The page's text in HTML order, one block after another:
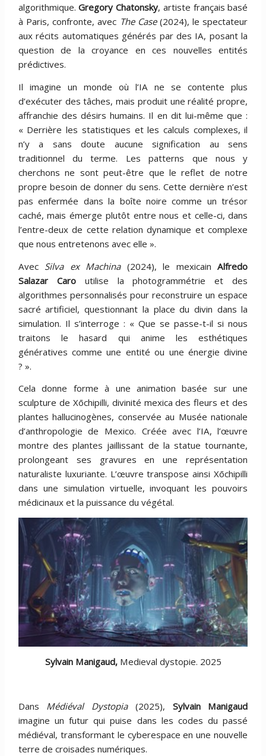
algorithmique.Gregory Chatonsky, artiste français basé
à Paris, confronte, avec The Case(2024), le spectateur
aux récits automatiques générés par des IA, posant la
question de la croyance en ces nouvelles entités
prédictives.
Il imagine un monde où l’IA ne se contente plus
d’exécuter des tâches, mais produit une réalité propre,
affranchie des désirs humains. Il en dit lui-même que :
« Derrière les statistiques et les calculs complexes, il
n’y a sans doute aucune signification au sens
traditionnel du terme. Les patterns que nous y
cherchons ne sont peut-être que le reflet de notre
propre besoin de donner du sens. Cette dernière n’est
pas enfermée dans la boîte noire comme un trésor
caché, mais émerge plutôt entre nous et celle-ci, dans
l’entre-deux de cette relation dynamique et complexe
que nous entretenons avec elle ».
Avec Silva ex Machina(2024), le mexicainAlfredo
Salazar Caroutilise la photogrammétrie et des
algorithmes personnalisés pour reconstruire un espace
sacré artificiel, questionnant la place du divin dans la
simulation. Il s’interroge : « Que se passe-t-il si nous
traitons le hasard qui anime les esthétiques
génératives comme une entité ou une énergie divine
? ».
Cela donne forme à une animation basée sur une
sculpture de Xōchipilli, divinité mexica des fleurs et des
plantes hallucinogènes, conservée au Musée nationale
d’anthropologie de Mexico. Créée avec l’IA, l’œuvre
montre des plantes jaillissant de la statue tournante,
prolongeant ses gravures en une représentation
naturaliste luxuriante. L’œuvre transpose ainsi Xōchipilli
dans une simulation virtuelle, invoquant les pouvoirs
médicinaux et la puissance du végétal.
Sylvain Manigaud, Medieval dystopie. 2025
Dans Médiéval Dystopia(2025), Sylvain Manigaud
imagine un futur qui puise dans les codes du passé
médiéval, transformant le cyberespace en une nouvelle
terre de croisades numériques.